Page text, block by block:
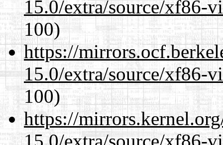
15.0/extra/source/xf86-
100)
https://
15.0/extra/source/xf86-
100)
https://
15.0/extra/source/xf86-